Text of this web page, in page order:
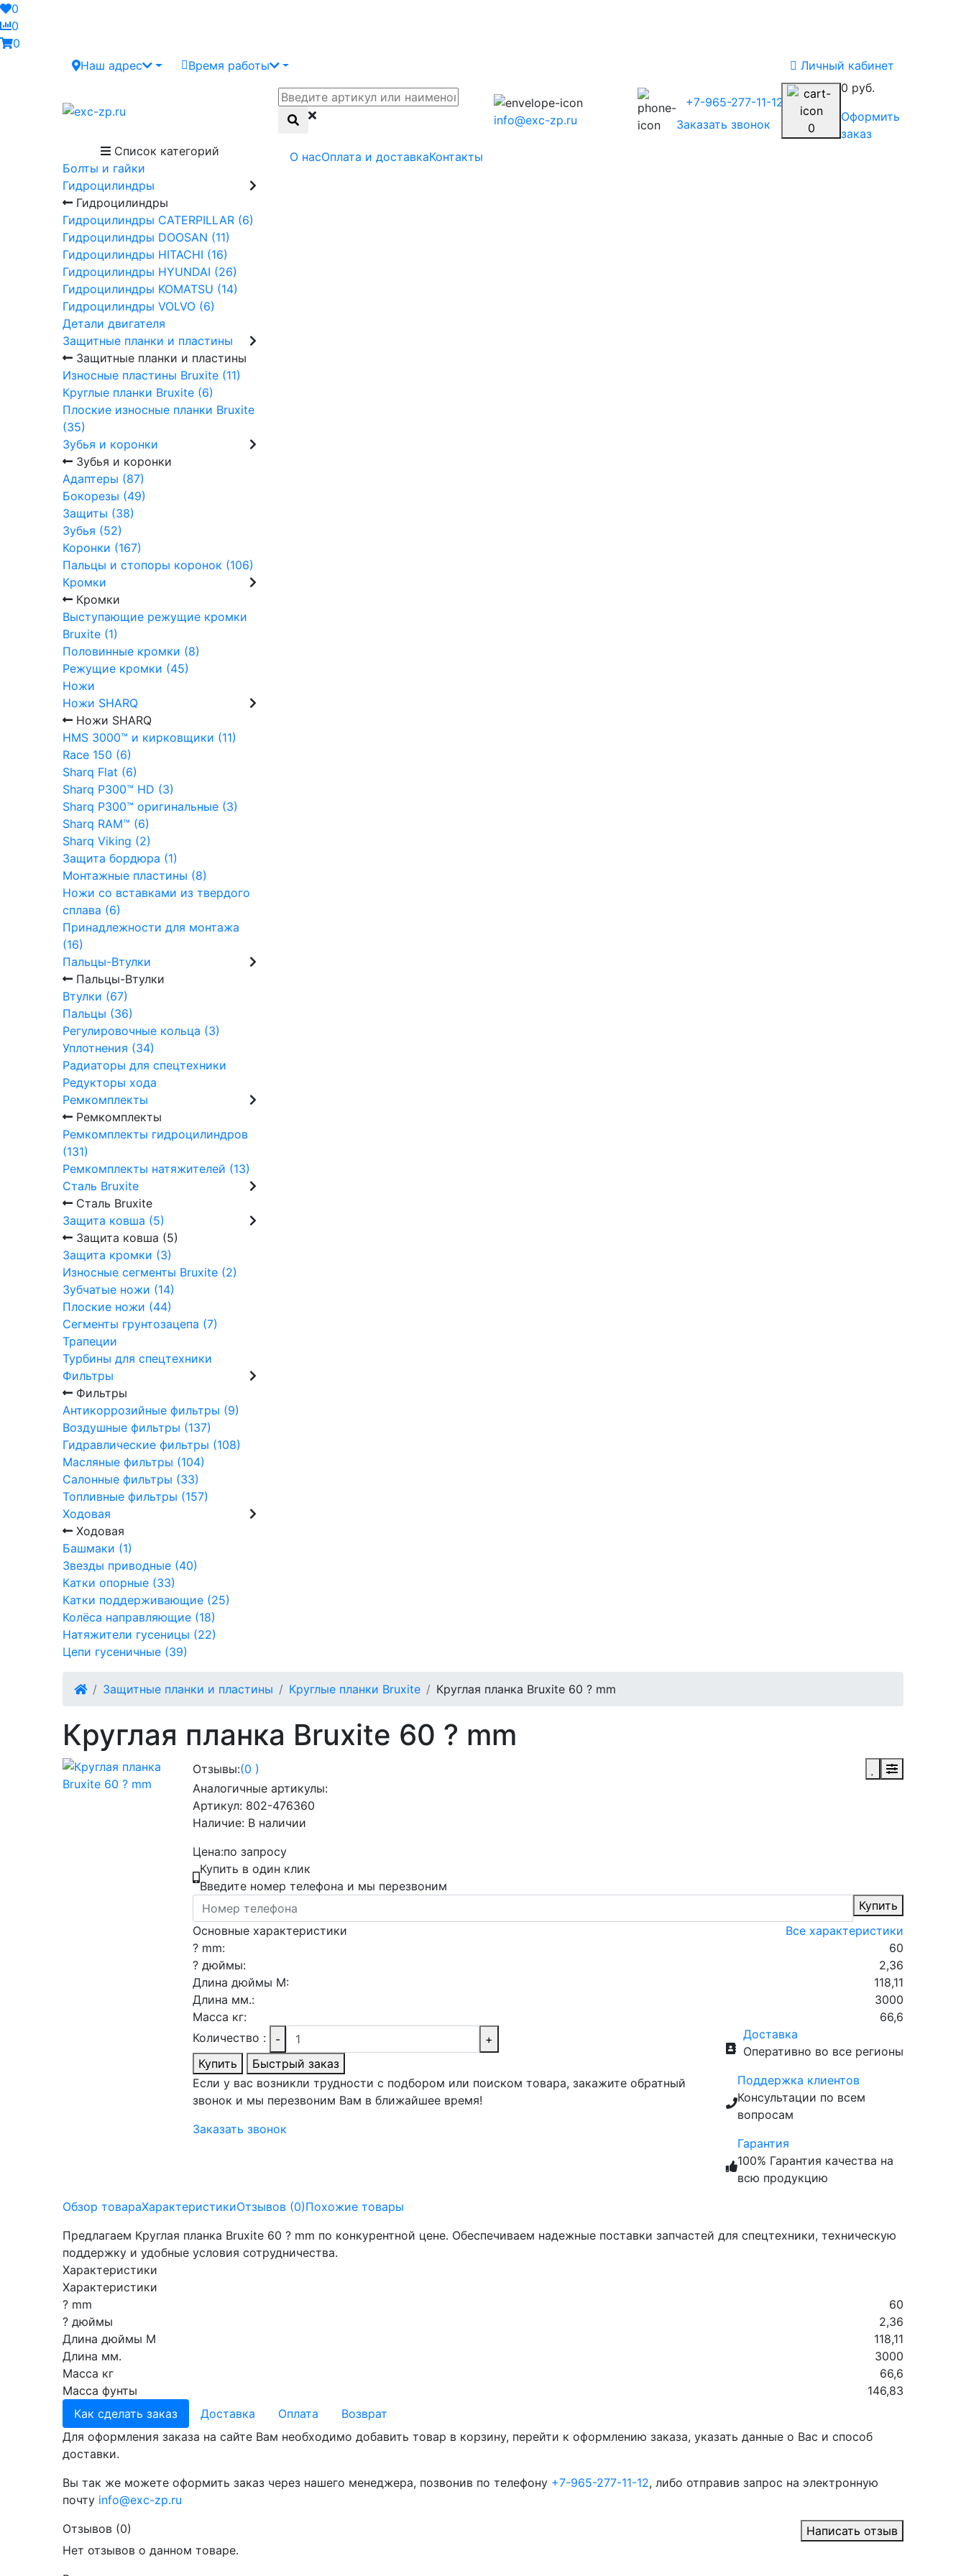
0
0
0
Наш адрес
Время работы Личный кабинет
info@exc-zp.ru
+7-965-277-11-12
Заказать звонок
0
0 руб.
Оформить
заказ
Список категорий
Болты и гайки
Гидроцилиндры
Гидроцилиндры
Гидроцилиндры CATERPILLAR (6)
Гидроцилиндры DOOSAN (11)
Гидроцилиндры HITACHI (16)
Гидроцилиндры HYUNDAI (26)
Гидроцилиндры KOMATSU (14)
Гидроцилиндры VOLVO (6)
Детали двигателя
Защитные планки и пластины
Защитные планки и пластины
Износные пластины Bruxite (11)
Круглые планки Bruxite (6)
Плоские износные планки Bruxite
(35)
Зубья и коронки
Зубья и коронки
Адаптеры (87)
Бокорезы (49)
Защиты (38)
Зубья (52)
Коронки (167)
Пальцы и стопоры коронок (106)
Кромки
Кромки
Выступающие режущие кромки
Bruxite (1)
Половинные кромки (8)
Режущие кромки (45)
Ножи
Ножи SHARQ
Ножи SHARQ
HMS 3000™ и кирковщики (11)
Race 150 (6)
Sharq Flat (6)
Sharq P300™ HD (3)
Sharq P300™ оригинальные (3)
Sharq RAM™ (6)
Sharq Viking (2)
Защита бордюра (1)
Монтажные пластины (8)
Ножи со вставками из твердого
сплава (6)
Принадлежности для монтажа
(16)
Пальцы-Втулки
Пальцы-Втулки
Втулки (67)
Пальцы (36)
Регулировочные кольца (3)
Уплотнения (34)
Радиаторы для спецтехники
Редукторы хода
Ремкомплекты
Ремкомплекты
Ремкомплекты гидроцилиндров
(131)
Ремкомплекты натяжителей (13)
Сталь Bruxite
Сталь Bruxite
Защита ковша (5)
Защита ковша (5)
Защита кромки (3)
Износные сегменты Bruxite (2)
Зубчатые ножи (14)
Плоские ножи (44)
Сегменты грунтозацепа (7)
Трапеции
Турбины для спецтехники
Фильтры
Фильтры
Антикоррозийные фильтры (9)
Воздушные фильтры (137)
Гидравлические фильтры (108)
Масляные фильтры (104)
Салонные фильтры (33)
Топливные фильтры (157)
Ходовая
Ходовая
Башмаки (1)
Звезды приводные (40)
Катки опорные (33)
Катки поддерживающие (25)
Колёса направляющие (18)
Натяжители гусеницы (22)
Цепи гусеничные (39)
О насОплата и доставкаКонтакты
Защитные планки и пластины Круглые планки Bruxite Круглая планка Bruxite 60 ? mm
Круглая планка Bruxite 60 ? mm
Отзывы:(0 )
Аналогичные артикулы:
Артикул: 802-476360
Наличие: В наличии
Цена:по запросу
Купить в один клик
Введите номер телефона и мы перезвоним
Купить
Основные характеристики
Все характеристики
? mm:
60
? дюймы:
2,36
Длина дюймы М:
118,11
Длина мм.:
3000
Масса кг:
66,6
Количество :
-
+
Купить
Быстрый заказ
Если у вас возникли трудности с подбором или поиском товара, закажите обратный
звонок и мы перезвоним Вам в ближайшее время!
Заказать звонок
Доставка
Оперативно во все регионы
Поддержка клиентов
Консультации по всем
вопросам
Гарантия
100% Гарантия качества на
всю продукцию
Обзор товараХарактеристикиОтзывов (0)Похожие товары
Предлагаем Круглая планка Bruxite 60 ? mm по конкурентной цене. Обеспечиваем надежные поставки запчастей для спецтехники, техническую
поддержку и удобные условия сотрудничества.
Характеристики
Характеристики
? mm
60
? дюймы
2,36
Длина дюймы М
118,11
Длина мм.
3000
Масса кг
66,6
Масса фунты
146,83
Как сделать заказ
Доставка Оплата
Возврат
Для оформления заказа на сайте Вам необходимо добавить товар в корзину, перейти к оформлению заказа, указать данные о Вас и способ
доставки.
Вы так же можете оформить заказ через нашего менеджера, позвонив по телефону +7-965-277-11-12, либо отправив запрос на электронную
почту info@exc-zp.ru
Отзывов (0)
Написать отзыв
Нет отзывов о данном товаре.